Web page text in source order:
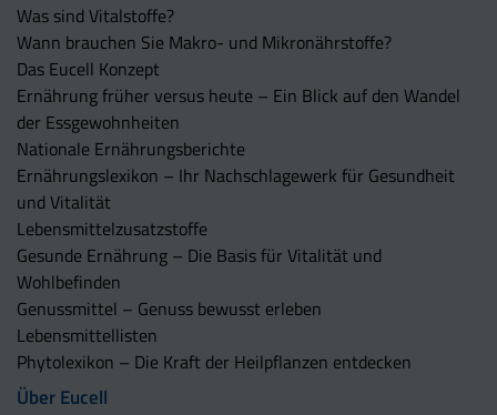
Was sind Vitalstoffe?
Wann brauchen Sie Makro- und Mikronährstoffe?
Das Eucell Konzept
Ernährung früher versus heute – Ein Blick auf den Wandel
der Essgewohnheiten
Nationale Ernährungsberichte
Ernährungslexikon – Ihr Nachschlagewerk für Gesundheit
und Vitalität
Lebensmittelzusatzstoffe
Gesunde Ernährung – Die Basis für Vitalität und
Wohlbefinden
Genussmittel – Genuss bewusst erleben
Lebensmittellisten
Phytolexikon – Die Kraft der Heilpflanzen entdecken
Über Eucell